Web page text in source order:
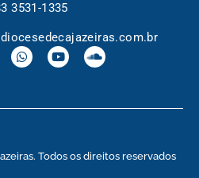
3531-1335
Todos os direitos reservados